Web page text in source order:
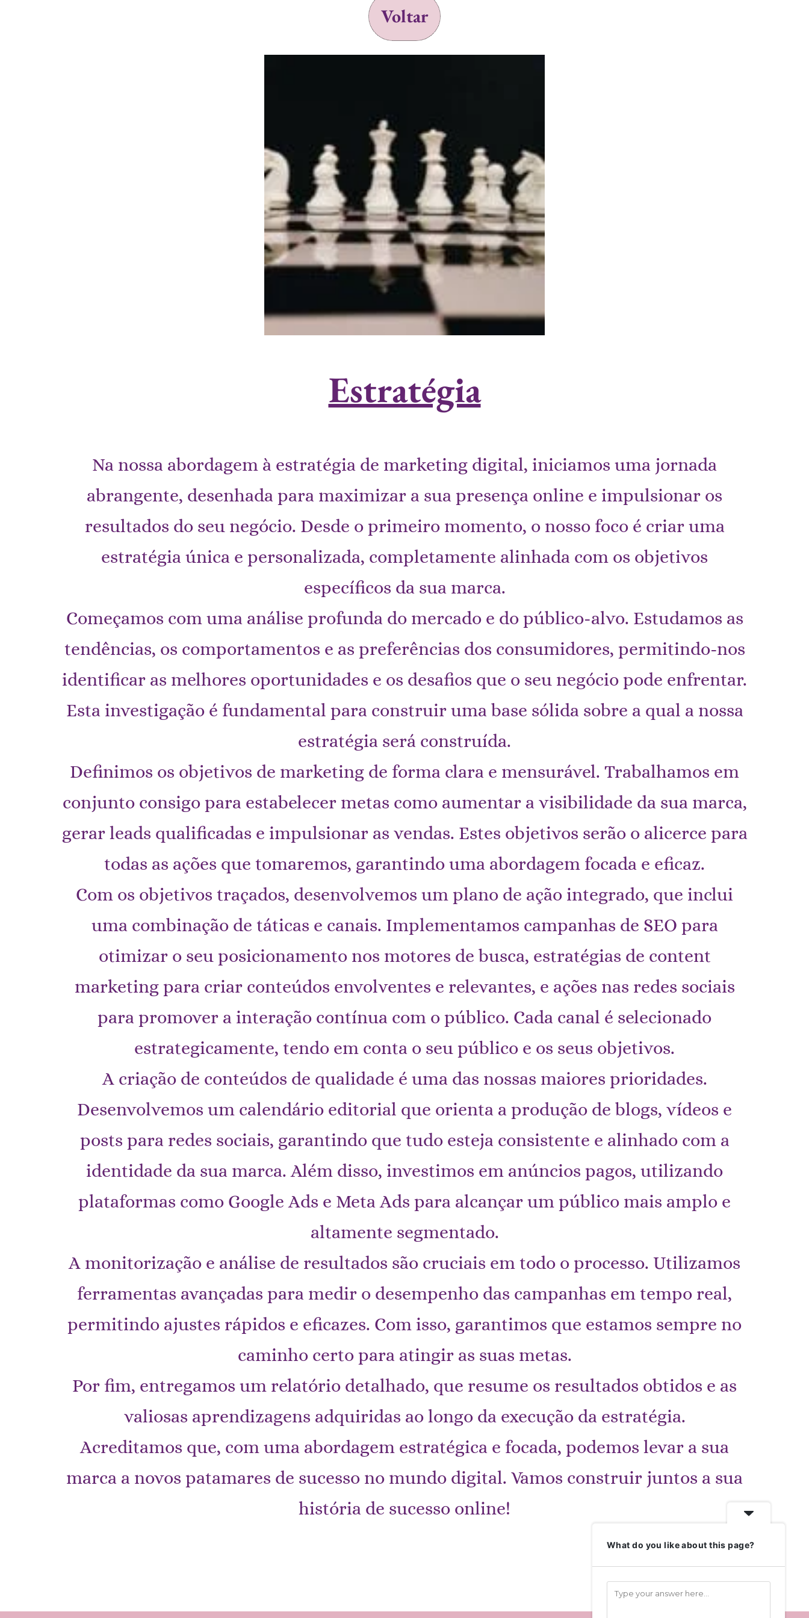
Voltar
Estratégia
Na nossa abordagem à estratégia de marketing digital, iniciamos uma jornada
abrangente, desenhada para maximizar a sua presença online e impulsionar os
resultados do seu negócio. Desde o primeiro momento, o nosso foco é criar uma
estratégia única e personalizada, completamente alinhada com os objetivos
específicos da sua marca.
Começamos com uma análise profunda do mercado e do público-alvo. Estudamos as
tendências, os comportamentos e as preferências dos consumidores, permitindo-nos
identificar as melhores oportunidades e os desafios que o seu negócio pode enfrentar.
Esta investigação é fundamental para construir uma base sólida sobre a qual a nossa
estratégia será construída.
Definimos os objetivos de marketing de forma clara e mensurável. Trabalhamos em
conjunto consigo para estabelecer metas como aumentar a visibilidade da sua marca,
gerar leads qualificadas e impulsionar as vendas. Estes objetivos serão o alicerce para
todas as ações que tomaremos, garantindo uma abordagem focada e eficaz.
Com os objetivos traçados, desenvolvemos um plano de ação integrado, que inclui
uma combinação de táticas e canais. Implementamos campanhas de SEO para
otimizar o seu posicionamento nos motores de busca, estratégias de content
marketing para criar conteúdos envolventes e relevantes, e ações nas redes sociais
para promover a interação contínua com o público. Cada canal é selecionado
estrategicamente, tendo em conta o seu público e os seus objetivos.
A criação de conteúdos de qualidade é uma das nossas maiores prioridades.
Desenvolvemos um calendário editorial que orienta a produção de blogs, vídeos e
posts para redes sociais, garantindo que tudo esteja consistente e alinhado com a
identidade da sua marca. Além disso, investimos em anúncios pagos, utilizando
plataformas como Google Ads e Meta Ads para alcançar um público mais amplo e
altamente segmentado.
A monitorização e análise de resultados são cruciais em todo o processo. Utilizamos
ferramentas avançadas para medir o desempenho das campanhas em tempo real,
permitindo ajustes rápidos e eficazes. Com isso, garantimos que estamos sempre no
caminho certo para atingir as suas metas.
Por fim, entregamos um relatório detalhado, que resume os resultados obtidos e as
valiosas aprendizagens adquiridas ao longo da execução da estratégia.
Acreditamos que, com uma abordagem estratégica e focada, podemos levar a sua
marca a novos patamares de sucesso no mundo digital. Vamos construir juntos a sua
história de sucesso online!
What do you like about this page?